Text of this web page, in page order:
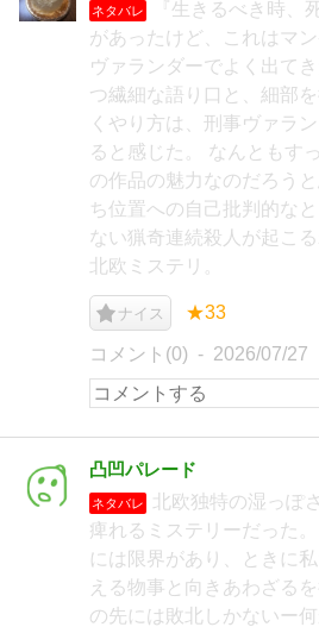
ネタバレ
『生きるべき時、
があったけど、これはマ
ヴァランダーでよく出て
つ繊細な語り口と、細部
くやり方は、刑事ヴァラ
ると感じた。 なんともす
の作品の魅力なのだろう
ち位置への自己批判的な
ない猟奇連続殺人が起こ
北欧ミステリ。
ナイス ★33
コメント(0) 2026/07/27
凸凹パレード
ネタバレ
北欧独特の湿っぽ
痺れるミステリーだった
には限界があり、ときに
える物事と向きあわざる
の先には敗北しかないー